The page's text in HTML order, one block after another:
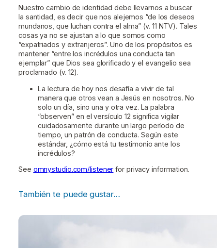
Nuestro cambio de identidad debe llevarnos a buscar
la santidad, es decir que nos alejemos “de los deseos
mundanos, que luchan contra el alma” (v. 11 NTV). Tales
cosas ya no se ajustan a lo que somos como
“expatriados y extranjeros”. Uno de los propósitos es
mantener “entre los incrédulos una conducta tan
ejemplar” que Dios sea glorificado y el evangelio sea
proclamado (v. 12).
La lectura de hoy nos desafía a vivir de tal
manera que otros vean a Jesús en nosotros. No
solo un día, sino una y otra vez. La palabra
“observen” en el versículo 12 significa vigilar
cuidadosamente durante un largo período de
tiempo, un patrón de conducta. Según este
estándar, ¿cómo está tu testimonio ante los
incrédulos?
See omnystudio.com/listener for privacy information.
También te puede gustar…